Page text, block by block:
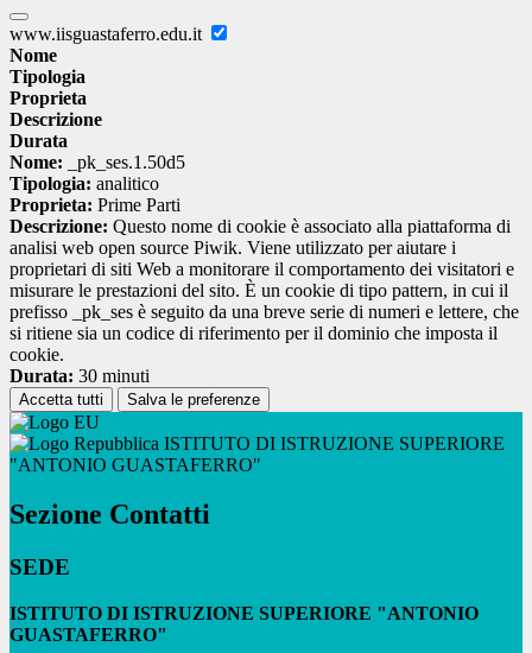
www.iisguastaferro.edu.it
Nome
Tipologia
Proprieta
Descrizione
Durata
Nome: _pk_ses.1.50d5
Tipologia: analitico
Proprieta: Prime Parti
Descrizione: Questo nome di cookie è associato alla piattaforma di
analisi web open source Piwik. Viene utilizzato per aiutare i
proprietari di siti Web a monitorare il comportamento dei visitatori e
misurare le prestazioni del sito. È un cookie di tipo pattern, in cui il
prefisso _pk_ses è seguito da una breve serie di numeri e lettere, che
si ritiene sia un codice di riferimento per il dominio che imposta il
cookie.
Durata: 30 minuti
Accetta tutti Salva le preferenze
ISTITUTO DI ISTRUZIONE SUPERIORE
"ANTONIO GUASTAFERRO"
Sezione Contatti
SEDE
ISTITUTO DI ISTRUZIONE SUPERIORE "ANTONIO
GUASTAFERRO"